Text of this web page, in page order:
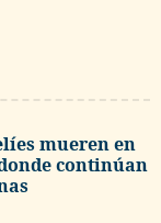
mueren en
continúan